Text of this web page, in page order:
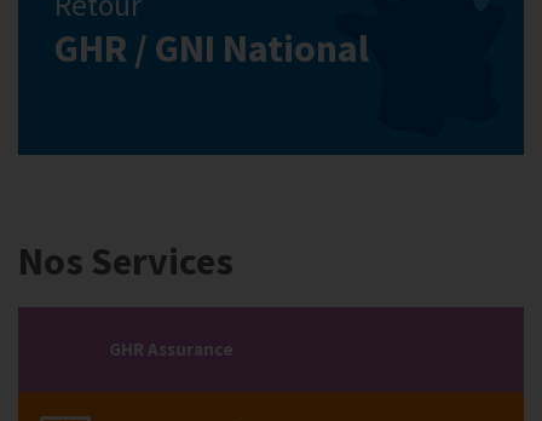
GHR / GNI National
Nos Services
GHR Assurance